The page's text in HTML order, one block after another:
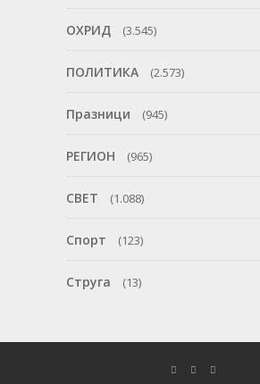
ОХРИД (3.545)
ПОЛИТИКА (2.573)
Празници (945)
РЕГИОН (965)
СВЕТ (1.088)
Спорт (123)
Струга (13)